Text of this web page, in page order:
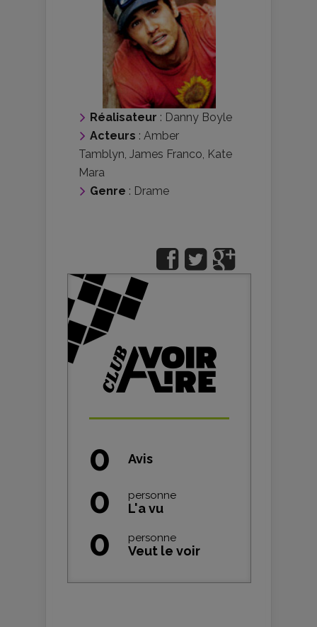
Réalisateur : Danny Boyle
Acteurs : Amber
Tamblyn, James Franco, Kate
Mara
Genre : Drame
0 Avis
0 personne
L'a vu
0 personne
Veut le voir